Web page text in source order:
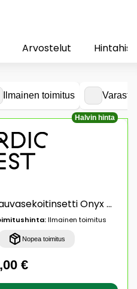
Arvostelut
Ilmainen toimitus
Halvin hinta
KitchenAid KitchenAid sauvasekoitinsetti Onyx black
Ilmainen toimitus
Nopea toimitus
€